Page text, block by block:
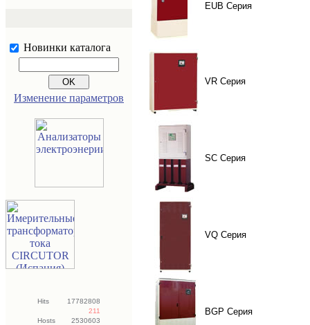
Новинки каталога
Изменение параметров
Hits
17782808
211
Hosts
2530603
EUB Серия
VR Серия
SC Серия
VQ Серия
BGP Серия